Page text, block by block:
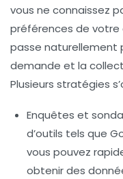
vous ne connaissez
préférences de votre
passe naturellement
demande et la
Plusieurs stratégies
Enquêtes et
d’outils tels que
vous pouvez
obtenir des